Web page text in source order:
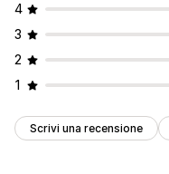
Elementi grafici e report
Dashboard di analisi
4
3
2
1
Scrivi una recensione